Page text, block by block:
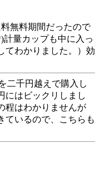
無料期間だったので
量カップも中に入っ
てわかりました。）効
二千円越えで購入し
にはビックリしまし
程はわかりませんが
ているので、こちらも